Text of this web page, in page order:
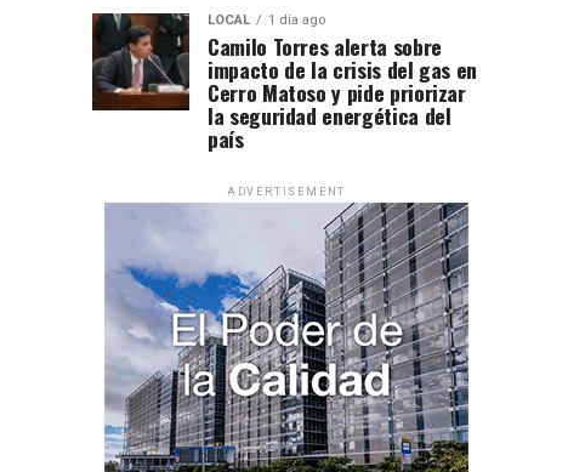
LOCAL 1 día ago
Camilo Torres alerta sobre
impacto de la crisis del gas en
Cerro Matoso y pide priorizar
la seguridad energética del
país
ADVERTISEMENT